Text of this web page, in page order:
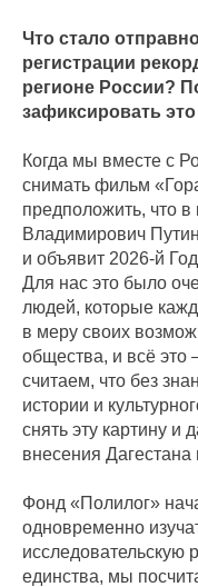
Что стало
регистрации
регионе России?
зафиксировать
Когда мы вместе с
снимать фильм
предположить, что
Владимирович Путин
и объявит 2026‑й
Для нас это было
людей, которые
в меру своих
общества, и всё
считаем, что без
истории и
снять эту картину и
внесения Дагестана
Фонд «Полилог»
одновременно
исследовательскую
единства, мы